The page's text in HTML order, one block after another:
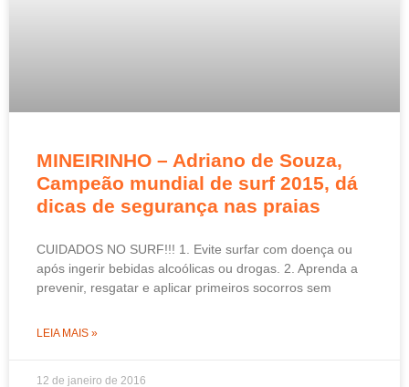
MINEIRINHO – Adriano de Souza,
Campeão mundial de surf 2015, dá
dicas de segurança nas praias
CUIDADOS NO SURF!!! 1. Evite surfar com doença ou
após ingerir bebidas alcoólicas ou drogas. 2. Aprenda a
prevenir, resgatar e aplicar primeiros socorros sem
LEIA MAIS »
12 de janeiro de 2016